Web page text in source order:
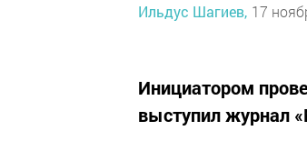
Ильдус Шагиев, 17
Инициатором
выступил журнал